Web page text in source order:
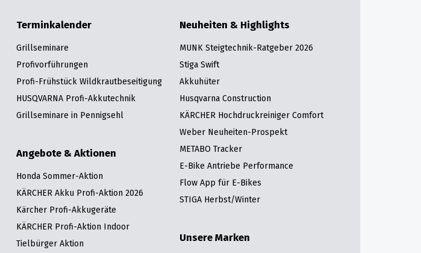
Terminkalender
Grillseminare
Profivorführungen
Profi-Frühstück Wildkrautbeseitigung
HUSQVARNA Profi-Akkutechnik
Grillseminare in Pennigsehl
Angebote & Aktionen
Honda Sommer-Aktion
KÄRCHER Akku Profi-Aktion 2026
Kärcher Profi-Akkugeräte
KÄRCHER Profi-Aktion Indoor
Tielbürger Aktion
Neuheiten & Highlights
MUNK Steigtechnik-Ratgeber 2026
Stiga Swift
Akkuhüter
Husqvarna Construction
KÄRCHER Hochdruckreiniger Comfort
Weber Neuheiten-Prospekt
METABO Tracker
E-Bike Antriebe Performance
Flow App für E-Bikes
STIGA Herbst/Winter
Unsere Marken